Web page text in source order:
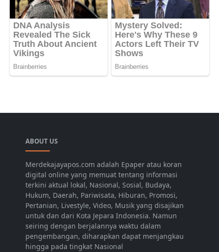
ABOUT US
Merdekajayapos.com adalah Epaper atau koran
digital online yang memuat tentang informasi
terkini aktual lokal, Nasional, Sosial, Budaya,
Hukum, Daerah, Pariwisata, Hiburan, Promosi,
Pertanian, Livestyle, Video, Musik yang disajikan
untuk dan dari Kota Jepara Indonesia. Namun
seiring dengan berjalannya waktu dalam
pengembangan, diharapkan dapat menjangkau
hingga pada tingkat Nasional